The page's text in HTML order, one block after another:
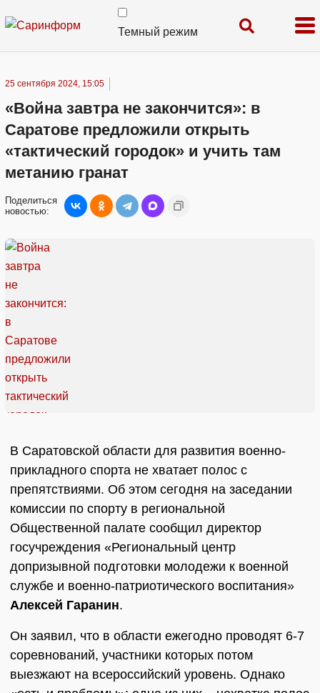
Темный режим
25 сентября 2024, 15:05
«Война завтра не закончится»: в
Саратове предложили открыть
«тактический городок» и учить там
метанию гранат
Поделиться
новостью:
В Саратовской области для развития военно-
прикладного спорта не хватает полос с
препятствиями. Об этом сегодня на заседании
комиссии по спорту в региональной
Общественной палате сообщил директор
госучреждения «Региональный центр
допризывной подготовки молодежи к военной
службе и военно-патриотического воспитания»
Алексей Гаранин.
Он заявил, что в области ежегодно проводят 6-7
соревнований, участники которых потом
выезжают на всероссийский уровень. Однако